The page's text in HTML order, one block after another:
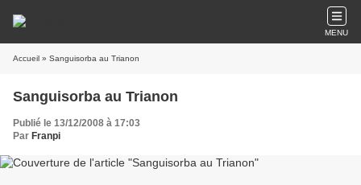
MENU
Accueil » Sanguisorba au Trianon
Sanguisorba au Trianon
Publié le 13/12/2008 à 17:03
Par Franpi